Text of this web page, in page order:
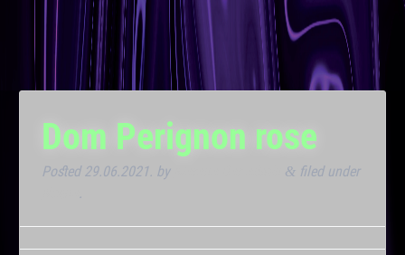
Dom Perignon rose
Posted 29.06.2021. by & filed under
.